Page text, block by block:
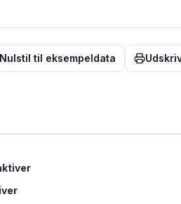
Nulstil til eksempeldata